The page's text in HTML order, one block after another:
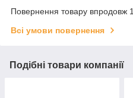
Повернення товару впродовж
Всі умови повернення
Подібні товари компанії